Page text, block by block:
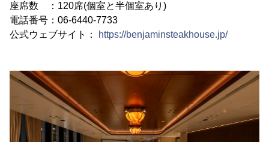
座席数 ：120席(個室と半個室あり)
電話番号：06-6440-7733
公式ウェブサイト：
https://benjaminsteakhouse.jp/